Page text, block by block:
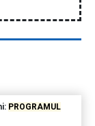
PROGRAMUL